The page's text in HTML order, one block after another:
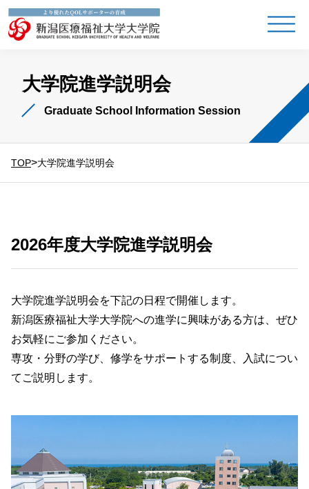
大学院進学説明会
Graduate School Information Session
TOP>大学院進学説明会
2026年度大学院進学説明会
大学院進学説明会を下記の日程で開催します。
新潟医療福祉大学大学院への進学に興味がある方は、ぜひ
お気軽にご参加ください。
専攻・分野の学び、修学をサポートする制度、入試につい
てご説明します。